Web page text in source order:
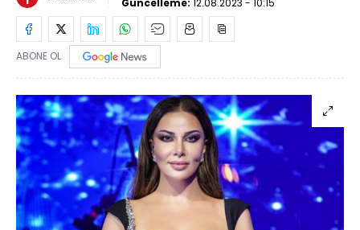
Güncelleme: 12.08.2023 - 10:15
ABONE OL